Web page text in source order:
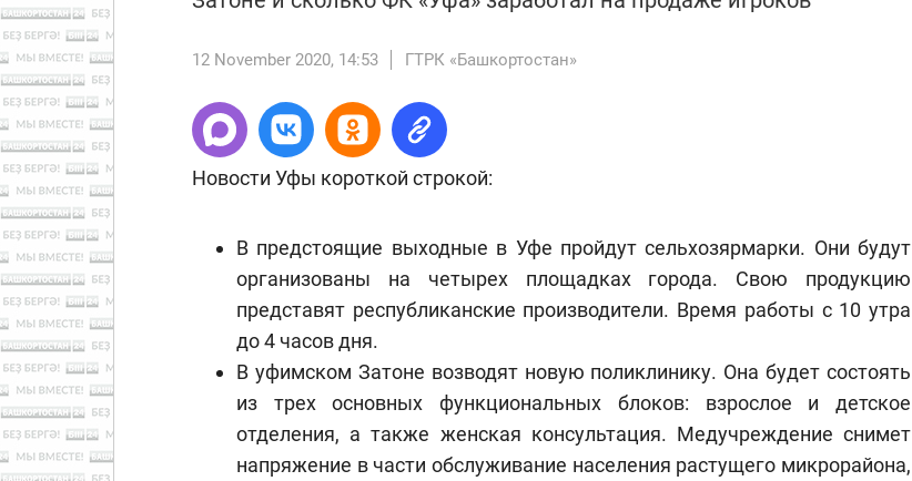
12 November 2020, 14:53 ГТРК «Башкортостан»
Новости Уфы короткой строкой:
В предстоящие выходные в Уфе пройдут сельхозярмарки. Они будут
организованы на четырех площадках города. Свою продукцию
представят республиканские производители. Время работы с 10 утра
до 4 часов дня.
В уфимском Затоне возводят новую поликлинику. Она будет состоять
из трех основных функциональных блоков: взрослое и детское
отделения, а также женская консультация. Медучреждение снимет
напряжение в части обслуживание населения растущего микрорайона,